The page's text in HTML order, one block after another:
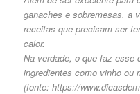
ganaches e sobremesas, a
receitas que precisam ser
calor.
Na verdade, o que faz esse
ingredientes como vinho ou
(fonte:https://